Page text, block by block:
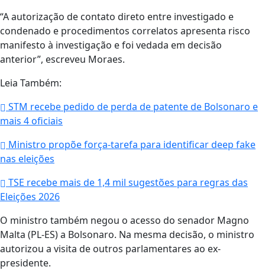
“A autorização de contato direto entre investigado e
condenado e procedimentos correlatos apresenta risco
manifesto à investigação e foi vedada em decisão
anterior”, escreveu Moraes.
Leia Também:
STM recebe pedido de perda de patente de Bolsonaro e
mais 4 oficiais
Ministro propõe força-tarefa para identificar deep fake
nas eleições
TSE recebe mais de 1,4 mil sugestões para regras das
Eleições 2026
O ministro também negou o acesso do senador Magno
Malta (PL-ES) a Bolsonaro. Na mesma decisão, o ministro
autorizou a visita de outros parlamentares ao ex-
presidente.